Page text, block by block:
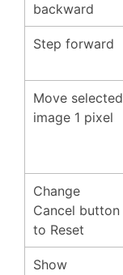
backward
Step forward
Move selected
image 1 pixel
Change
Cancel button
to Reset
Show